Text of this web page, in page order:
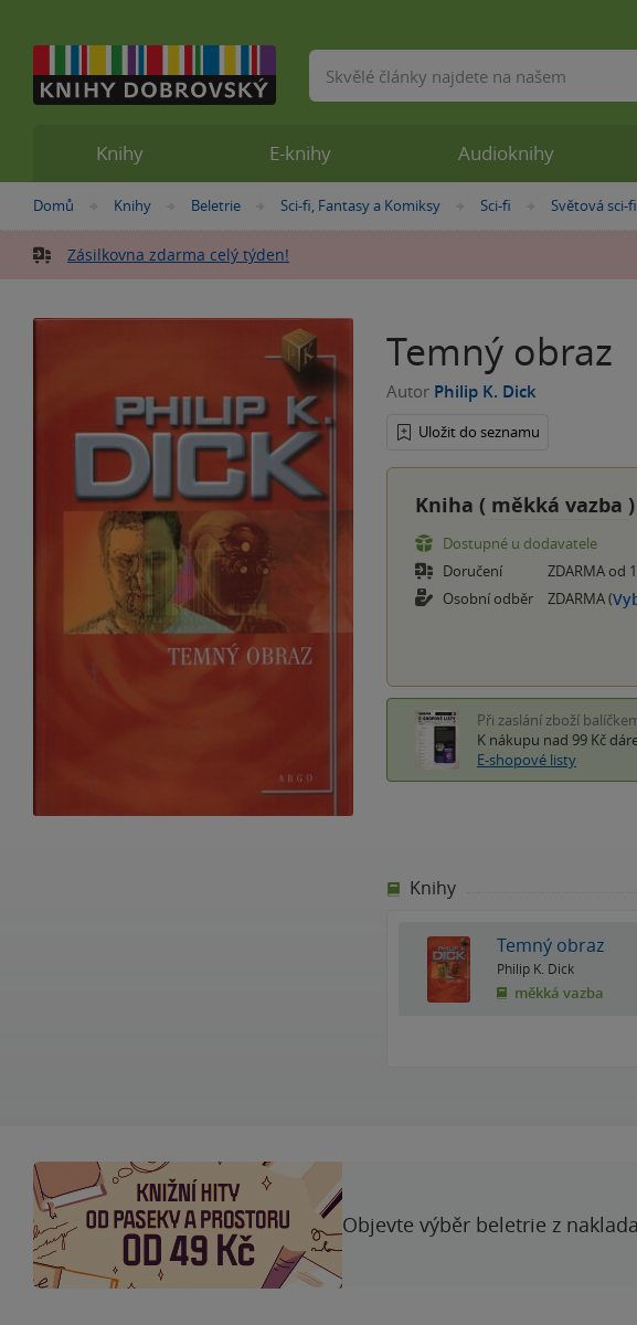
Nacházíte
zde:
Domů »
Knihy »
Beletrie »
Sci-fi, Fantasy a Komiksy »
Sci-fi »
Světová sci-fi
Zásilkovna zdarma celý týden!
Temný obraz
Autor Philip K. Dick
Uložit do seznamu
Kniha ( měkká vazba )
Dostupné u dodavatele
Doručení
ZDARMA od
Osobní odběr
ZDARMA (
Při zaslání zboží
K nákupu nad 99 Kč
E-shopové listy
Knihy
Temný obraz
Philip K. Dick
měkká vazba
Objevte výběr beletrie z
Knihy E-knihy Audioknihy
Vyhledávání